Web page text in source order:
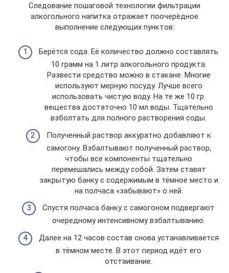
Следование пошаговой технологии фильтрации
алкогольного напитка отражает поочерёдное
выполнение следующих пунктов:
Берётся сода. Её количество должно составлять
10 грамм на 1 литр алкогольного продукта.
Развести средство можно в стакане. Многие
используют мерную посуду. Лучше всего
использовать чистую воду. На те же 10 гр.
вещества достаточно 10 мл воды. Тщательно
взболтать для полного растворения соды.
Полученный раствор аккуратно добавляют к
самогону. Взбалтывают полученный раствор,
чтобы все компоненты тщательно
перемешались между собой. Затем ставят
закрытую банку с содержимым в тёмное место и
на полчаса «забывают» о ней.
Спустя полчаса банку с самогоном подвергают
очередному интенсивному взбалтыванию.
Далее на 12 часов состав снова устанавливается
в тёмном месте. В этот период идёт его
отстаивание.